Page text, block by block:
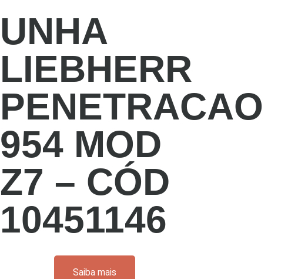
UNHA
LIEBHERR
PENETRACAO
954 MOD
Z7 – CÓD
10451146
Saiba mais